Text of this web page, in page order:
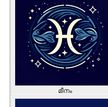
മീനം